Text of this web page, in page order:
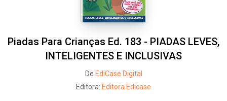
Piadas Para Crianças Ed. 183 - PIADAS LEVES,
INTELIGENTES E INCLUSIVAS
De EdiCase Digital
Editora: Editora Edicase